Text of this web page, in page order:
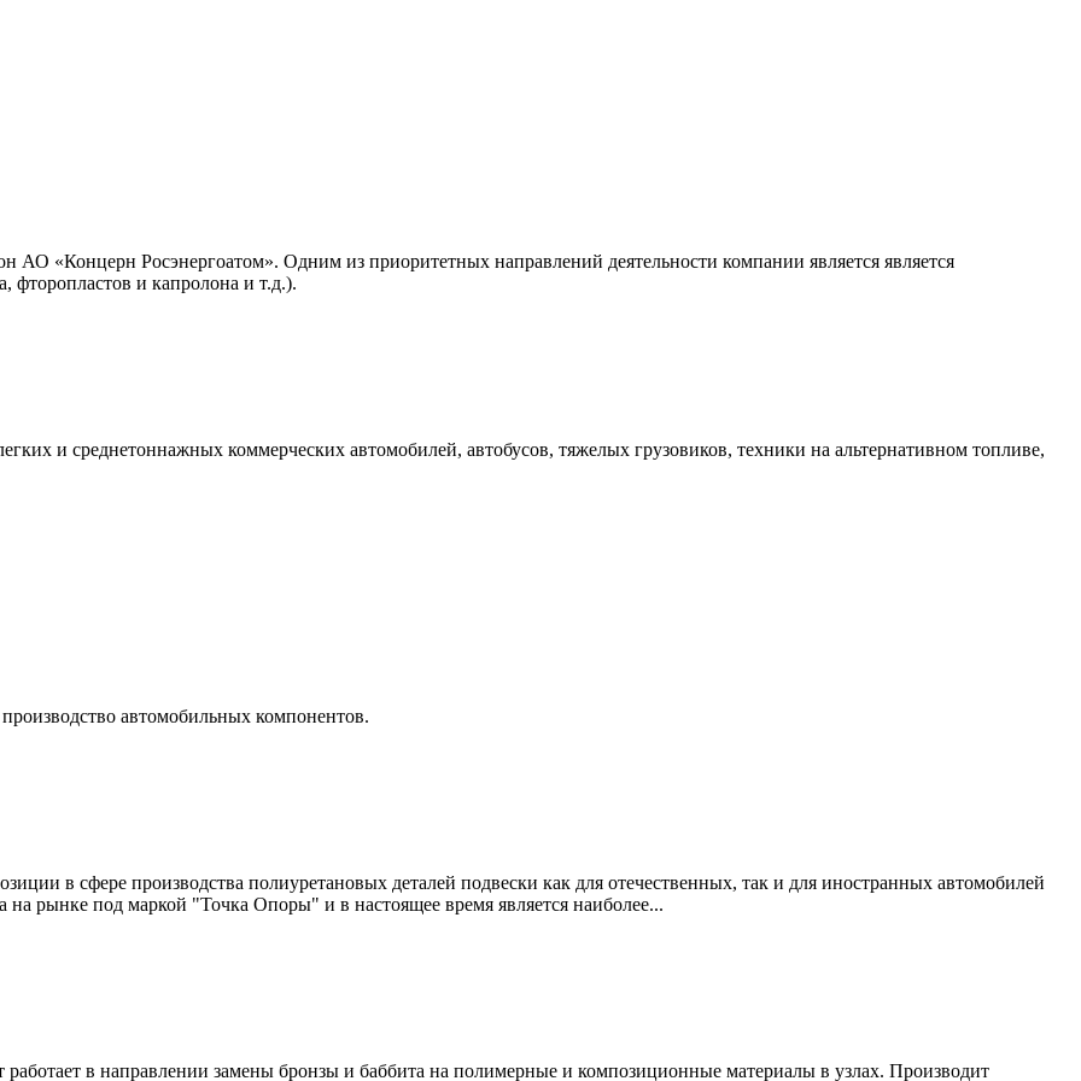
«Концерн Росэнергоатом». Одним из приоритетных направлений деятельности компании является является
фторопластов и капролона и т.д.).
и среднетоннажных коммерческих автомобилей, автобусов, тяжелых грузовиков, техники на альтернативном топливе,
автомобильных компонентов.
в сфере производства полиуретановых деталей подвески как для отечественных, так и для иностранных автомобилей
рынке под маркой "Точка Опоры" и в настоящее время является наиболее...
работает в направлении замены бронзы и баббита на полимерные и композиционные материалы в узлах. Производит